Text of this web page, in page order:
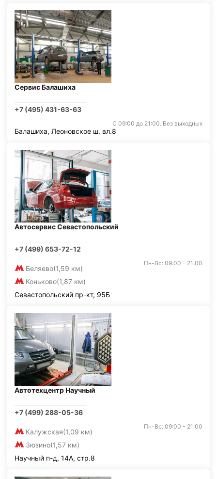
Сервис Балашиха
+7 (495) 431-63-63
С 09:00 до 21:00. Без выходных
Балашиха, Леоновское ш. вл.8
Автосервис Севастопольский
+7 (499) 653-72-12
Беляево(1,59 км)
Коньково(1,87 км)
Пн-Вс: 09:00 - 21:00
Севастопольский пр-кт, 95Б
Автотехцентр Научный
+7 (499) 288-05-36
Калужская(1,09 км)
Зюзино(1,57 км)
Пн-Вс: 09:00 - 21:00
Научный п-д, 14А, стр.8